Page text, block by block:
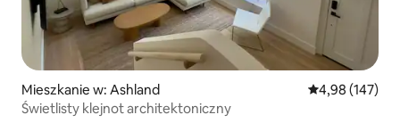
Mieszkanie w: Ashland Średnia
4,98 (147)
Świetlisty klejnot architektoniczny